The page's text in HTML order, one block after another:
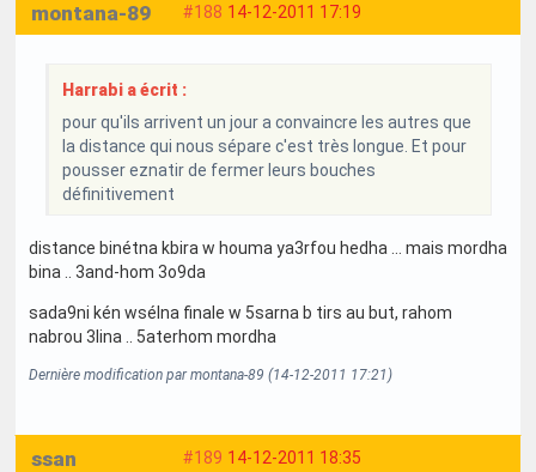
#188 14-12-2011 17:19
montana-89
Harrabi a écrit :
pour qu'ils arrivent un jour a convaincre les autres que
la distance qui nous sépare c'est très longue. Et pour
pousser eznatir de fermer leurs bouches
définitivement
distance binétna kbira w houma ya3rfou hedha ... mais mordha
bina .. 3and-hom 3o9da
sada9ni kén wsélna finale w 5sarna b tirs au but, rahom
nabrou 3lina .. 5aterhom mordha
Dernière modification par montana-89 (14-12-2011 17:21)
#189 14-12-2011 18:35
ssan